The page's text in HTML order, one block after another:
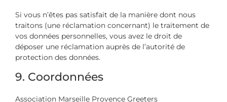
Si vous n’êtes pas satisfait de la manière dont nous
traitons (une réclamation concernant) le traitement de
vos données personnelles, vous avez le droit de
déposer une réclamation auprès de l’autorité de
protection des données.
9. Coordonnées
Association Marseille Provence Greeters